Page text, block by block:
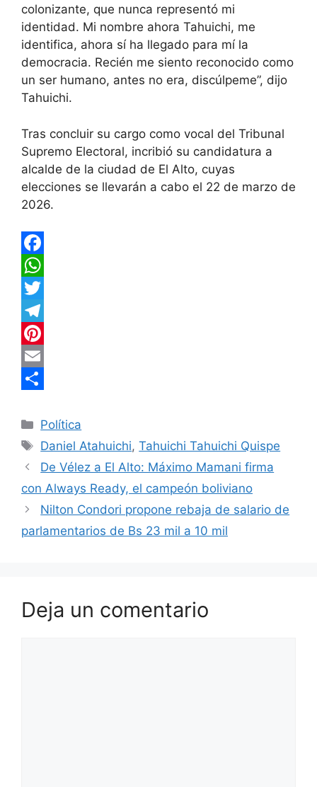
colonizante, que nunca representó mi
identidad. Mi nombre ahora Tahuichi, me
identifica, ahora sí ha llegado para mí la
democracia. Recién me siento reconocido como
un ser humano, antes no era, discúlpeme”, dijo
Tahuichi.
Tras concluir su cargo como vocal del Tribunal
Supremo Electoral, incribió su candidatura a
alcalde de la ciudad de El Alto, cuyas
elecciones se llevarán a cabo el 22 de marzo de
2026.
F
a
c
e
b
o
k
W
h
a
t
s
p
p
T
w
e
r
T
e
g
r
a
m
P
t
e
e
s
t
E
a
i
o
m
p
a
t
Categorías
Política
Etiquetas
Daniel Atahuichi,Tahuichi Tahuichi Quispe
De Vélez a El Alto: Máximo Mamani firma
con Always Ready, el campeón boliviano
Nilton Condori propone rebaja de salario de
parlamentarios de Bs 23 mil a 10 mil
Deja un comentario